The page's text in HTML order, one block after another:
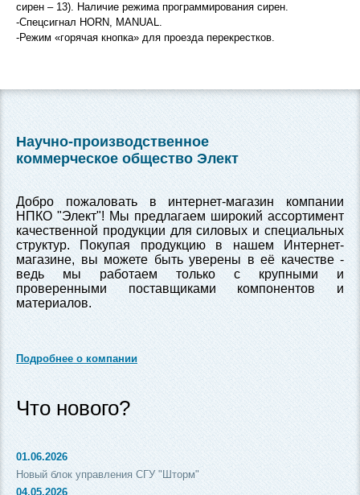
сирен – 13). Наличие режима программирования сирен.
-Спецсигнал HORN, MANUAL.
-Режим «горячая кнопка» для проезда перекрестков.
Научно-производственное
коммерческое общество Элект
Добро пожаловать в интернет-магазин компании
НПКО "Элект"! Мы предлагаем широкий ассортимент
качественной продукции для силовых и специальных
структур. Покупая продукцию в нашем Интернет-
магазине, вы можете быть уверены в её качестве -
ведь мы работаем только с крупными и
проверенными поставщиками компонентов и
материалов.
Подробнее о компании
Что нового?
01.06.2026
Новый блок управления СГУ "Шторм"
04.05.2026